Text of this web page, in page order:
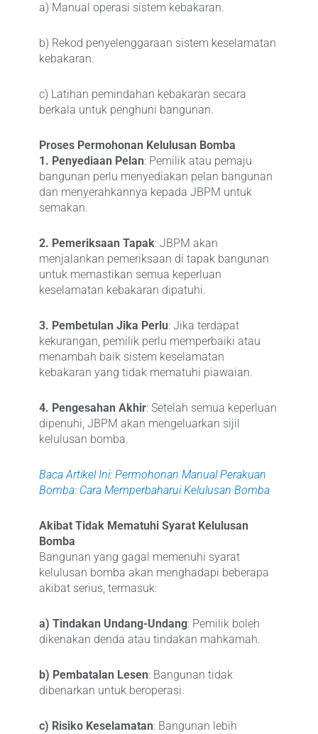
a) Manual operasi sistem kebakaran.
b) Rekod penyelenggaraan sistem keselamatan
kebakaran.
c) Latihan pemindahan kebakaran secara
berkala untuk penghuni bangunan.
Proses Permohonan Kelulusan Bomba
1. Penyediaan Pelan: Pemilik atau pemaju
bangunan perlu menyediakan pelan bangunan
dan menyerahkannya kepada JBPM untuk
semakan.
2. Pemeriksaan Tapak: JBPM akan
menjalankan pemeriksaan di tapak bangunan
untuk memastikan semua keperluan
keselamatan kebakaran dipatuhi.
3. Pembetulan Jika Perlu: Jika terdapat
kekurangan, pemilik perlu memperbaiki atau
menambah baik sistem keselamatan
kebakaran yang tidak mematuhi piawaian.
4. Pengesahan Akhir: Setelah semua keperluan
dipenuhi, JBPM akan mengeluarkan sijil
kelulusan bomba.
Baca Artikel Ini: Permohonan Manual Perakuan
Bomba: Cara Memperbaharui Kelulusan Bomba
Akibat Tidak Mematuhi Syarat Kelulusan
Bomba
Bangunan yang gagal memenuhi syarat
kelulusan bomba akan menghadapi beberapa
akibat serius, termasuk:
a) Tindakan Undang-Undang: Pemilik boleh
dikenakan denda atau tindakan mahkamah.
b) Pembatalan Lesen: Bangunan tidak
dibenarkan untuk beroperasi.
c) Risiko Keselamatan: Bangunan lebih